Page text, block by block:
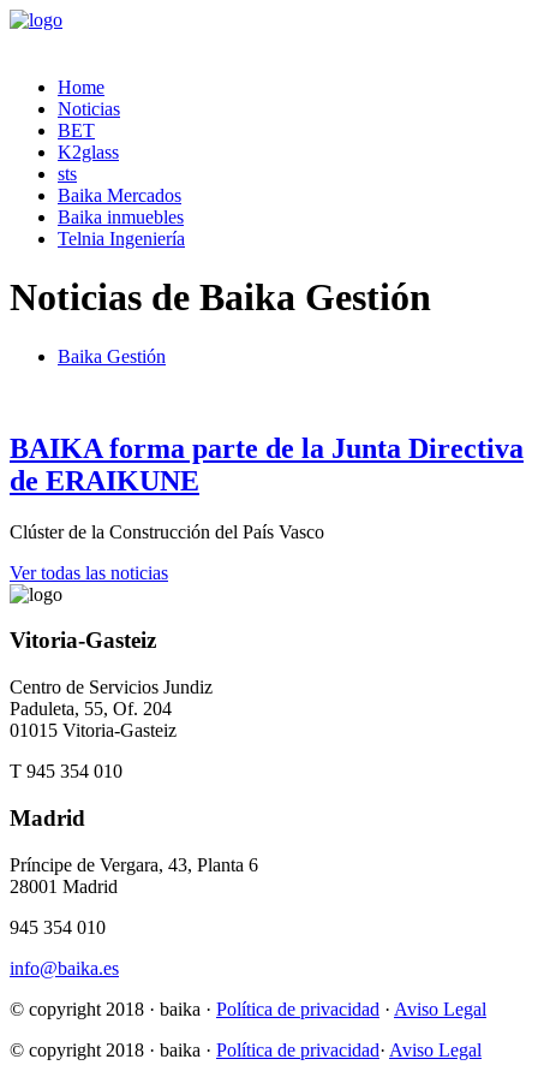
Home
Noticias
BET
K2glass
sts
Baika Mercados
Baika inmuebles
Telnia Ingeniería
Noticias de Baika Gestión
Baika Gestión
BAIKA forma parte de la Junta Directiva
de ERAIKUNE
Clúster de la Construcción del País Vasco
Ver todas las noticias
Vitoria-Gasteiz
Centro de Servicios Jundiz
Paduleta, 55, Of. 204
01015 Vitoria-Gasteiz
T 945 354 010
Madrid
Príncipe de Vergara, 43, Planta 6
28001 Madrid
945 354 010
info@baika.es
© copyright 2018 · baika · Política de privacidad · Aviso Legal
© copyright 2018 · baika · Política de privacidad· Aviso Legal